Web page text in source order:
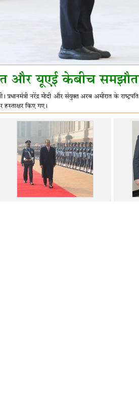
और यूएई केबीच
प्रधानमंत्री नरेंद्र मोदी और संयुक्त अरब अमीरात के
हस्ताक्षर किए गए।